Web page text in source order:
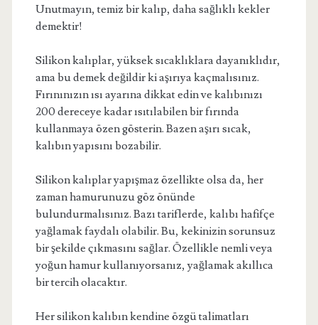
Unutmayın, temiz bir kalıp, daha sağlıklı kekler
demektir!
Silikon kalıplar, yüksek sıcaklıklara dayanıklıdır,
ama bu demek değildir ki aşırıya kaçmalısınız.
Fırınınızın ısı ayarına dikkat edin ve kalıbınızı
200 dereceye kadar ısıtılabilen bir fırında
kullanmaya özen gösterin. Bazen aşırı sıcak,
kalıbın yapısını bozabilir.
Silikon kalıplar yapışmaz özellikte olsa da, her
zaman hamurunuzu göz önünde
bulundurmalısınız. Bazı tariflerde, kalıbı hafifçe
yağlamak faydalı olabilir. Bu, kekinizin sorunsuz
bir şekilde çıkmasını sağlar. Özellikle nemli veya
yoğun hamur kullanıyorsanız, yağlamak akıllıca
bir tercih olacaktır.
Her silikon kalıbın kendine özgü talimatları